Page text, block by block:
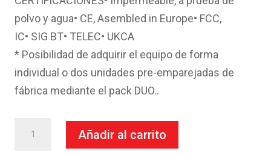
polvo y agua• CE, Asembled in Europe• FCC,
IC• SIG BT• TELEC• UKCA
* Posibilidad de adquirir el equipo de forma
individual o dos unidades pre-emparejadas de
fábrica mediante el pack DUO..
Añadir al carrito